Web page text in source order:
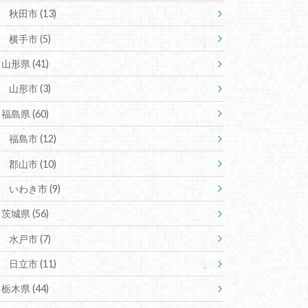
秋田市(13)
横手市(5)
山形県 (41)
山形市(3)
福島県 (60)
福島市(12)
郡山市(10)
いわき市(9)
茨城県 (56)
水戸市(7)
日立市(11)
栃木県(44)